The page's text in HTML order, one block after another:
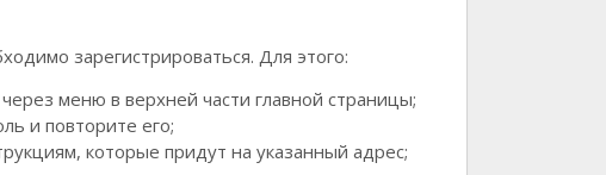
зарегистрироваться. Для этого:
меню в верхней части главной страницы;
и повторите его;
которые придут на указанный адрес;